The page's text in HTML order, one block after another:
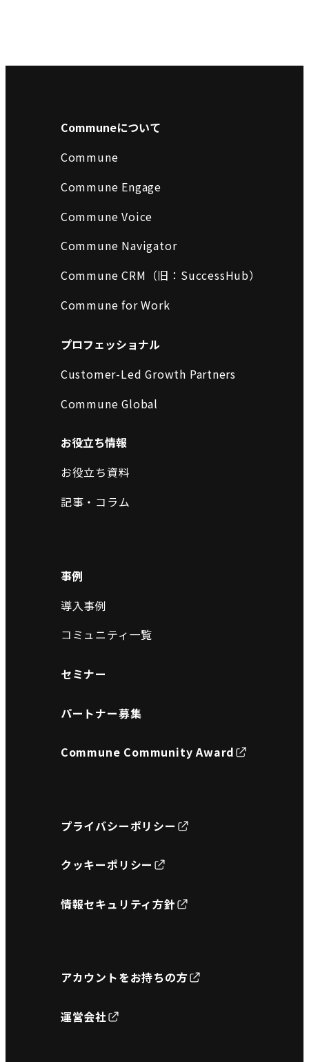
Communeについて
Commune
Commune Engage
Commune Voice
Commune Navigator
Commune CRM（旧：SuccessHub）
Commune for Work
プロフェッショナル
Customer-Led Growth Partners
Commune Global
お役立ち情報
お役立ち資料
記事・コラム
事例
導入事例
コミュニティ一覧
セミナー
パートナー募集
Commune Community Award
プライバシーポリシー
クッキーポリシー
情報セキュリティ方針
アカウントをお持ちの方
運営会社